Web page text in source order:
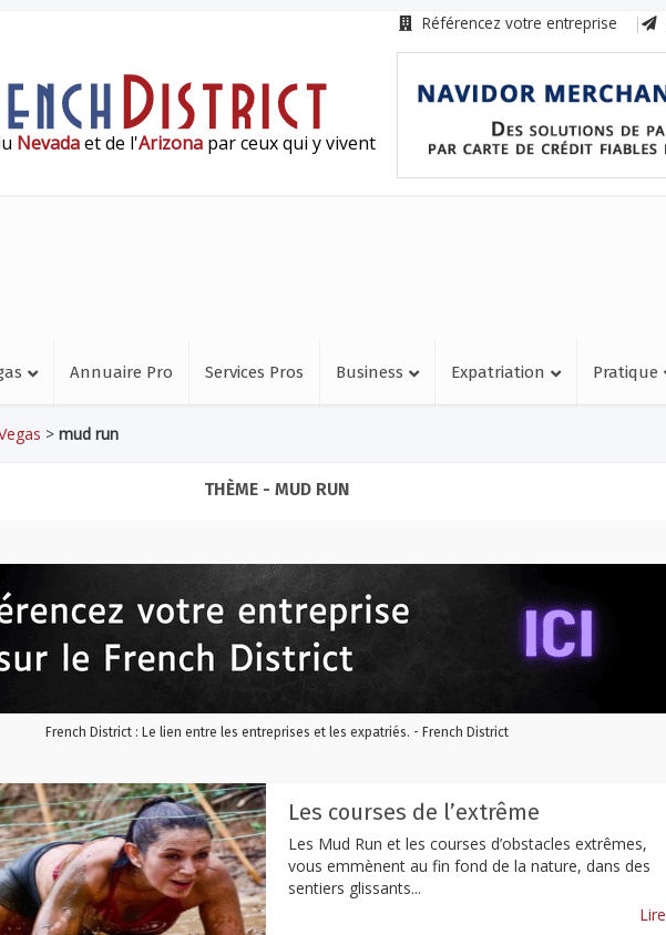
Référencez votre entreprise
Nevadaet de l'Arizona par ceux qui y vivent
Annuaire Pro Services Pros Business Expatriation Pratique
> mud run
THÈME - MUD RUN
French District : Le lien entre les entreprises et les expatriés. - French District
Les courses de l’extrême
Les Mud Run et les courses d’obstacles extrêmes,
vous emmènent au fin fond de la nature, dans des
sentiers glissants...
Lire